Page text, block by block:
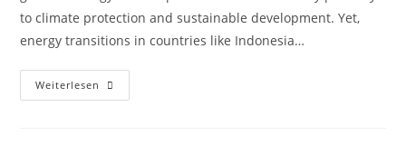
to climate protection and sustainable development. Yet,
energy transitions in countries like Indonesia…
Weiterlesen